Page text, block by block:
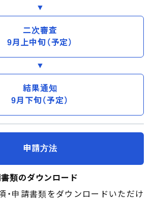
二次審査
9月上中旬（予定）
結果通知
9月下旬（予定）
申請方法
類のダウンロード
・申請書類をダウンロードいただけ